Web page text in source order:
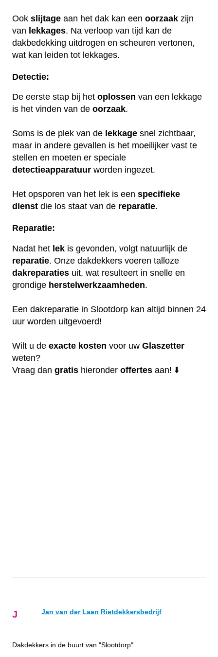
Ook slijtage aan het dak kan een oorzaak zijn
van lekkages. Na verloop van tijd kan de
dakbedekking uitdrogen en scheuren vertonen,
wat kan leiden tot lekkages.
Detectie:
De eerste stap bij het oplossen van een lekkage
is het vinden van de oorzaak.
Soms is de plek van de lekkage snel zichtbaar,
maar in andere gevallen is het moeilijker vast te
stellen en moeten er speciale
detectieapparatuur worden ingezet.
Het opsporen van het lek is een specifieke
dienst die los staat van de reparatie.
Reparatie:
Nadat het lek is gevonden, volgt natuurlijk de
reparatie. Onze dakdekkers voeren talloze
dakreparaties uit, wat resulteert in snelle en
grondige herstelwerkzaamheden.
Een dakreparatie in Slootdorp kan altijd binnen 24
uur worden uitgevoerd!
Wilt u de exacte kosten voor uw Glaszetter
weten?
Vraag dan gratis hieronder offertes aan! ⬇️
J Jan van der Laan Rietdekkersbedrijf
Dakdekkers in de buurt van "Slootdorp"